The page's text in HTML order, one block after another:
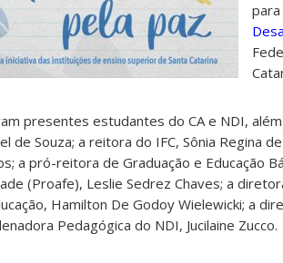
para
presentes estudantes do CA e NDI,
de Souza; a reitora do IFC, Sônia Regina
a pró-reitora de Graduação e Educação
(Proafe), Leslie Sedrez Chaves; a
Hamilton De Godoy Wielewicki; a
Pedagógica do NDI, Jucilaine Zucco.